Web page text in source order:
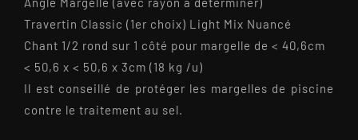
Travertin Classic (1er choix) Light Mix Nuancé
Chant 1/2 rond sur 1 côté pour margelle de < 40,6cm
< 50,6 x < 50,6 x 3cm (18 kg /u)
Il est conseillé de protéger les margelles de piscine
contre le traitement au sel.